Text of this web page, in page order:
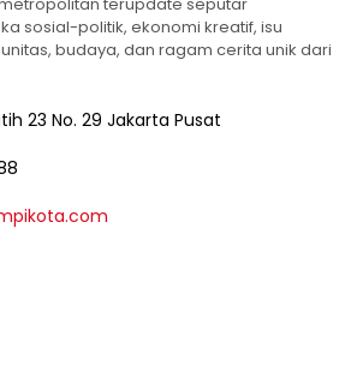
sosial-politik, ekonomi kreatif, isu
budaya, dan ragam cerita unik dari
23 No. 29 Jakarta Pusat